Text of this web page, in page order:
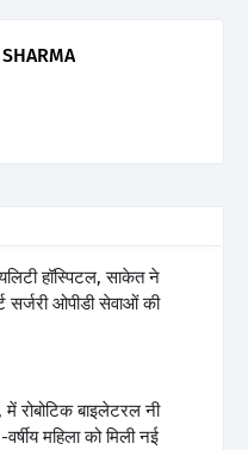
SHARMA
हॉस्पिटल, साकेत ने
सर्जरी ओपीडी सेवाओं की
रोबोटिक बाइलेटरल नी
महिला को मिली नई